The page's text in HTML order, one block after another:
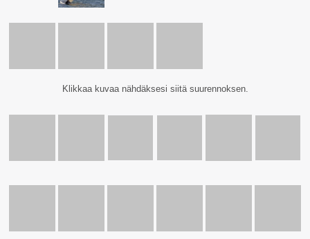
Klikkaa kuvaa nähdäksesi siitä suurennoksen.